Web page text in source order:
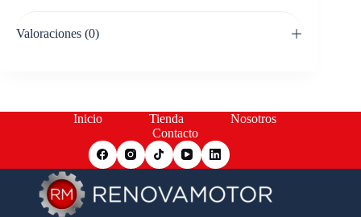
Valoraciones (0)
Inicio Tienda
Nosotros
Contacto